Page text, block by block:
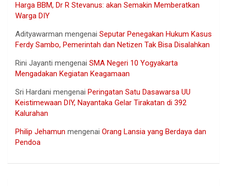
Harga BBM, Dr R Stevanus: akan Semakin Memberatkan
Warga DIY
Adityawarman mengenai Seputar Penegakan Hukum Kasus
Ferdy Sambo, Pemerintah dan Netizen Tak Bisa Disalahkan
Rini Jayanti mengenai SMA Negeri 10 Yogyakarta
Mengadakan Kegiatan Keagamaan
Sri Hardani mengenai Peringatan Satu Dasawarsa UU
Keistimewaan DIY, Nayantaka Gelar Tirakatan di 392
Kalurahan
Philip Jehamun mengenai Orang Lansia yang Berdaya dan
Pendoa